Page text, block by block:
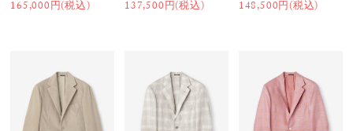
165,000円(税込)
137,500円(税込)
148,500円(税込)